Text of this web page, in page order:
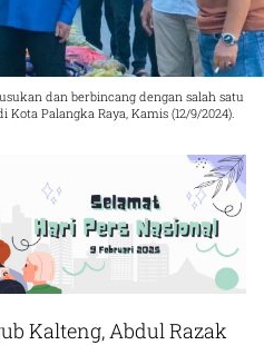
dan berbincang dengan salah satu
Palangka Raya, Kamis (12/9/2024).
Kalteng, Abdul Razak